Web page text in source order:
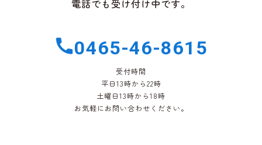
電話でも受け付け中です。
0465-46-8615
受付時間
平日13時から22時
土曜日13時から18時
お気軽にお問い合わせください。